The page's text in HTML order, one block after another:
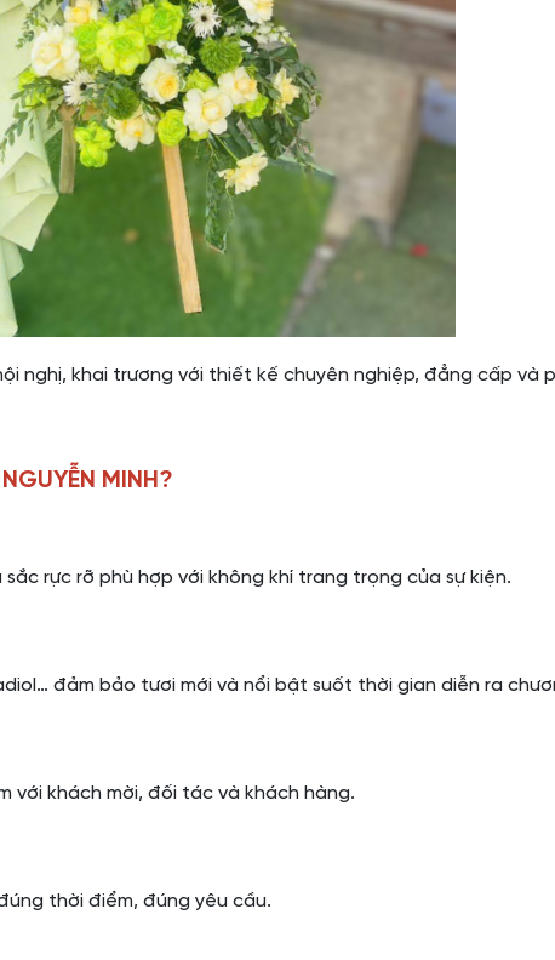
nghị, khai trương với thiết kế chuyên nghiệp, đẳng cấp và
MINH?
rực rỡ phù hợp với không khí trang trọng của sự kiện.
đảm bảo tươi mới và nổi bật suốt thời gian diễn ra
với khách mời, đối tác và khách hàng.
thời điểm, đúng yêu cầu.